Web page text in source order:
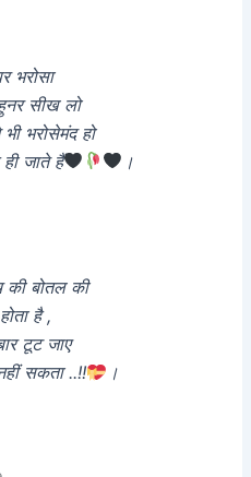
भरोसा
सीख लो
भरोसेमंद हो
जाते हैं
।
की बोतल की
है ,
टूट जाए
सकता ..!!
।